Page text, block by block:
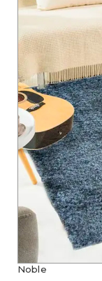
Noble